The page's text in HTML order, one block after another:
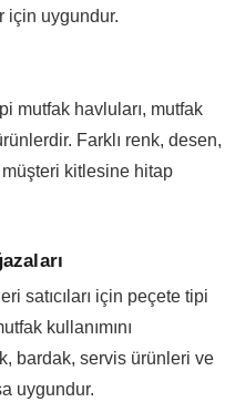
için uygundur.
mutfak havluları, mutfak
Farklı renk, desen,
kitlesine hitap
satıcıları için peçete tipi
kullanımını
bardak, servis ürünleri ve
uygundur.